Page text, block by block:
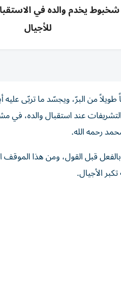
يخدم والده في
للأجيال
من البرّ، ويجسّد ما تربّى
عند استقبال والده،
رحمه الله.
قبل القول، ومن هذا الموقف
الأجيال.